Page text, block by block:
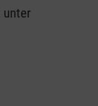
unter